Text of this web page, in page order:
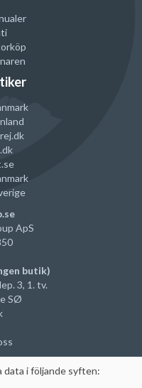
.dk
.dk
ApS
butik)
3, 1. tv.
SØ
data i följande syften: